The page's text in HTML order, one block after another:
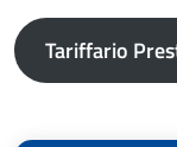
Tariffario